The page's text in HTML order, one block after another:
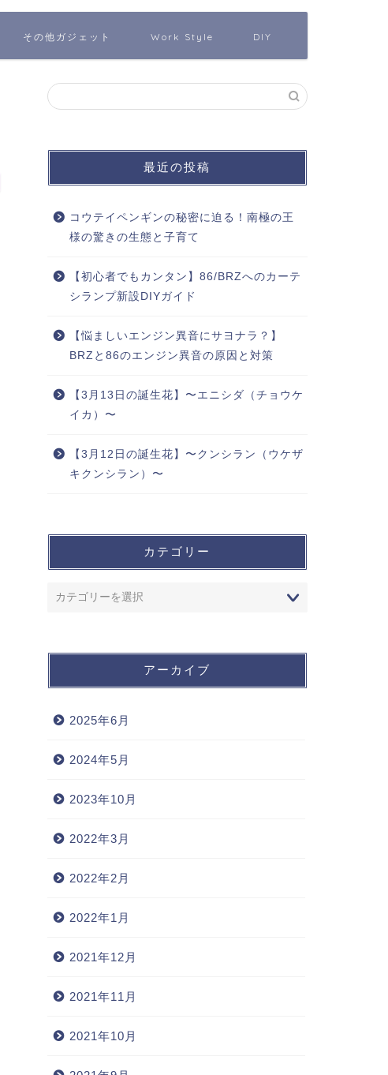
その他ガジェット Work Style DIY
最近の投稿
コウテイペンギンの秘密に迫る！南極の王
様の驚きの生態と子育て
【初心者でもカンタン】86/BRZへのカーテ
シランプ新設DIYガイド
【悩ましいエンジン異音にサヨナラ？】
BRZと86のエンジン異音の原因と対策
【3月13日の誕生花】〜エニシダ（チョウケ
イカ）〜
【3月12日の誕生花】〜クンシラン（ウケザ
キクンシラン）〜
カテゴリー
アーカイブ
2025年6月
2024年5月
2023年10月
2022年3月
2022年2月
2022年1月
2021年12月
2021年11月
2021年10月